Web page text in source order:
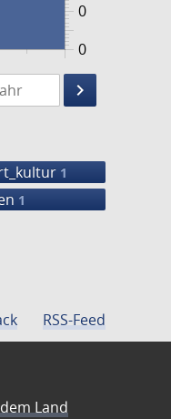
0
0
1475
keyboard_arrow_right
Suche
1
1
RSS-Feed
Land